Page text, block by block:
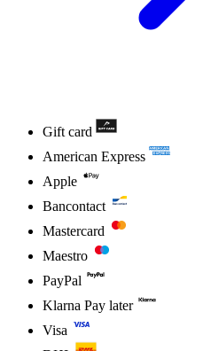
Gift card
American Express
Apple
Bancontact
Mastercard
Maestro
PayPal
Klarna Pay later
Visa